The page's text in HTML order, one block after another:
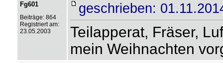
Fg601
Beiträge: 864
Registriert am:
23.05.2003
geschrieben:
Teilapperat, Fräser,
mein Weihnachten